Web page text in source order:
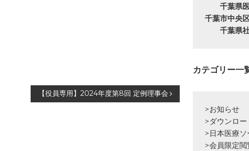
【役員専用】2024年度第8回 定例理事会
千葉県医
千葉市中央
千葉県社
カテゴリー一
>お知らせ
>ダウンロー
>日本医療
>会員限定閲